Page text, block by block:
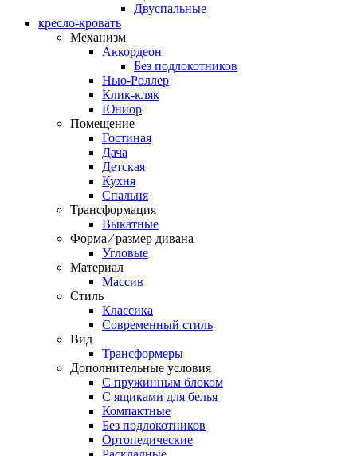
Двуспальные
кресло-кровать
Механизм
Аккордеон
Без подлокотников
Нью-Роллер
Клик-кляк
Юниор
Помещение
Гостиная
Дача
Детская
Кухня
Спальня
Трансформация
Выкатные
Форма ⁄ размер дивана
Угловые
Материал
Массив
Стиль
Классика
Современный стиль
Вид
Трансформеры
Дополнительные условия
С пружинным блоком
С ящиками для белья
Компактные
Без подлокотников
Ортопедические